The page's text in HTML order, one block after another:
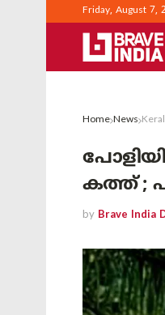
Friday, August 7,
Home News
കത്ത് ;
by Brave India